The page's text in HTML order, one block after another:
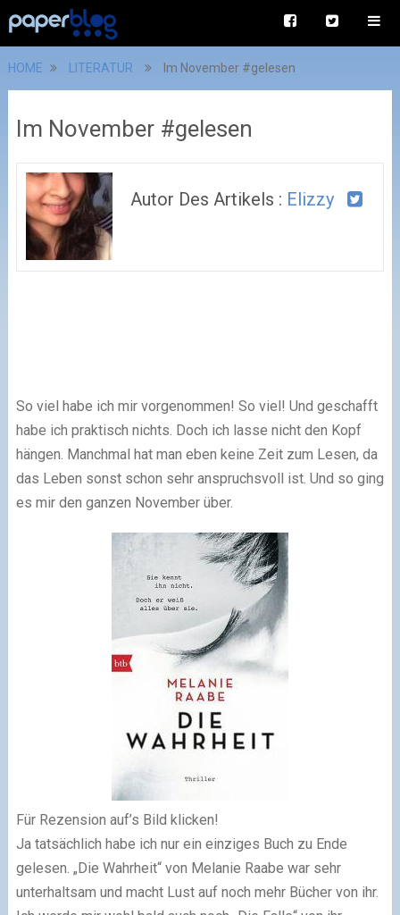
HOME LITERATUR Im November #gelesen
Im November #gelesen
Autor Des Artikels : Elizzy
So viel habe ich mir vorgenommen! So viel! Und geschafft
habe ich praktisch nichts. Doch ich lasse nicht den Kopf
hängen. Manchmal hat man eben keine Zeit zum Lesen, da
das Leben sonst schon sehr anspruchsvoll ist. Und so ging
es mir den ganzen November über.
Für Rezension auf’s Bild klicken!
Ja tatsächlich habe ich nur ein einziges Buch zu Ende
gelesen. „Die Wahrheit“ von Melanie Raabe war sehr
unterhaltsam und macht Lust auf noch mehr Bücher von ihr.